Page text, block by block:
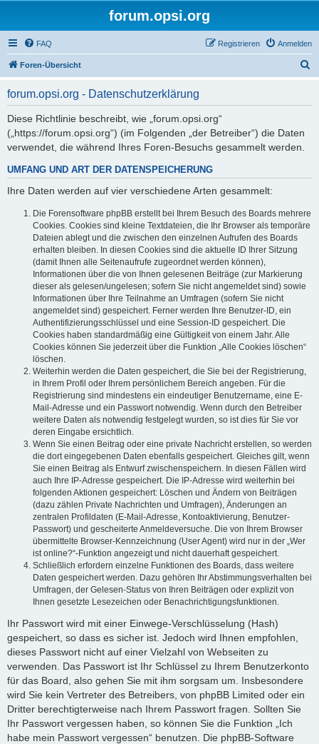
forum.opsi.org
FAQ Anmelden
Registrieren
Foren-Übersicht
forum.opsi.org - Datenschutzerklärung
Diese Richtlinie beschreibt, wie „forum.opsi.org“
(„https://forum.opsi.org“) (im Folgenden „der Betreiber“) die Daten
verwendet, die während Ihres Foren-Besuchs gesammelt werden.
UMFANG UND ART DER DATENSPEICHERUNG
Ihre Daten werden auf vier verschiedene Arten gesammelt:
Die Forensoftware phpBB erstellt bei Ihrem Besuch des Boards mehrere
Cookies. Cookies sind kleine Textdateien, die Ihr Browser als temporäre
Dateien ablegt und die zwischen den einzelnen Aufrufen des Boards
erhalten bleiben. In diesen Cookies sind die aktuelle ID Ihrer Sitzung
(damit Ihnen alle Seitenaufrufe zugeordnet werden können),
Informationen über die von Ihnen gelesenen Beiträge (zur Markierung
dieser als gelesen/ungelesen; sofern Sie nicht angemeldet sind) sowie
Informationen über Ihre Teilnahme an Umfragen (sofern Sie nicht
angemeldet sind) gespeichert. Ferner werden Ihre Benutzer-ID, ein
Authentifizierungsschlüssel und eine Session-ID gespeichert. Die
Cookies haben standardmäßig eine Gültigkeit von einem Jahr. Alle
Cookies können Sie jederzeit über die Funktion „Alle Cookies löschen“
löschen.
Weiterhin werden die Daten gespeichert, die Sie bei der Registrierung,
in Ihrem Profil oder Ihrem persönlichem Bereich angeben. Für die
Registrierung sind mindestens ein eindeutiger Benutzername, eine E-
Mail-Adresse und ein Passwort notwendig. Wenn durch den Betreiber
weitere Daten als notwendig festgelegt wurden, so ist dies für Sie vor
deren Eingabe ersichtlich.
Wenn Sie einen Beitrag oder eine private Nachricht erstellen, so werden
die dort eingegebenen Daten ebenfalls gespeichert. Gleiches gilt, wenn
Sie einen Beitrag als Entwurf zwischenspeichern. In diesen Fällen wird
auch Ihre IP-Adresse gespeichert. Die IP-Adresse wird weiterhin bei
folgenden Aktionen gespeichert: Löschen und Ändern von Beiträgen
(dazu zählen Private Nachrichten und Umfragen), Änderungen an
zentralen Profildaten (E-Mail-Adresse, Kontoaktivierung, Benutzer-
Passwort) und gescheiterte Anmeldeversuche. Die von Ihrem Browser
übermittelte Browser-Kennzeichnung (User Agent) wird nur in der „Wer
ist online?“-Funktion angezeigt und nicht dauerhaft gespeichert.
Schließlich erfordern einzelne Funktionen des Boards, dass weitere
Daten gespeichert werden. Dazu gehören Ihr Abstimmungsverhalten bei
Umfragen, der Gelesen-Status von Ihren Beiträgen oder explizit von
Ihnen gesetzte Lesezeichen oder Benachrichtigungsfunktionen.
Ihr Passwort wird mit einer Einwege-Verschlüsselung (Hash)
gespeichert, so dass es sicher ist. Jedoch wird Ihnen empfohlen,
dieses Passwort nicht auf einer Vielzahl von Webseiten zu
verwenden. Das Passwort ist Ihr Schlüssel zu Ihrem Benutzerkonto
für das Board, also gehen Sie mit ihm sorgsam um. Insbesondere
wird Sie kein Vertreter des Betreibers, von phpBB Limited oder ein
Dritter berechtigterweise nach Ihrem Passwort fragen. Sollten Sie
Ihr Passwort vergessen haben, so können Sie die Funktion „Ich
habe mein Passwort vergessen“ benutzen. Die phpBB-Software